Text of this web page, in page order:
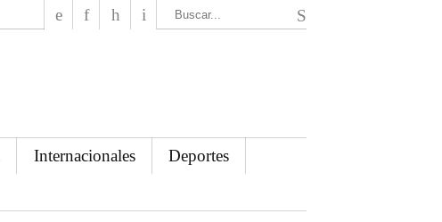
Internacionales
Deportes